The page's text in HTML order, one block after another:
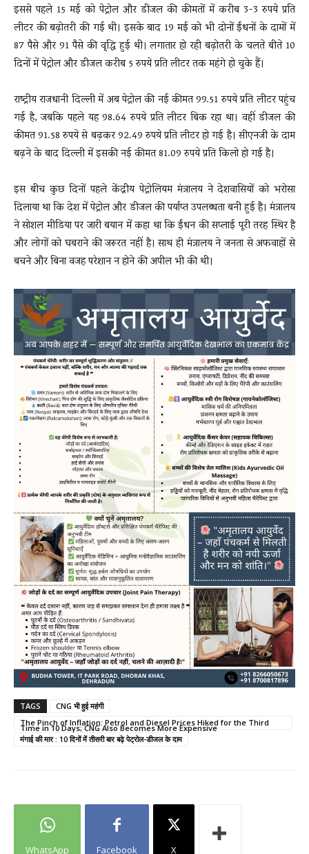
इससे पहले 15 मई को पेट्रोल और डीजल की कीमतों में करीब 3-3 रुपये प्रति
लीटर की बढ़ोतरी की गई थी। इसके बाद 19 मई को भी दोनों ईंधनों के दामों में
87 पैसे और 91 पैसे की वृद्धि हुई थी। लगातार हो रही बढ़ोतरी के चलते बीते 10
दिनों में पेट्रोल और डीजल करीब 5 रुपये प्रति लीटर तक महंगे हो चुके हैं।
राष्ट्रीय राजधानी दिल्ली में अब पेट्रोल की नई कीमत 99.51 रुपये प्रति लीटर पहुंच
गई है, जबकि पहले यह 98.64 रुपये प्रति लीटर बिक रहा था। वहीं डीजल की
कीमत 91.58 रुपये से बढ़कर 92.49 रुपये प्रति लीटर हो गई है। सीएनजी के दाम
बढ़ने के बाद दिल्ली में इसकी नई कीमत 81.09 रुपये प्रति किलो हो गई है।
इस बीच कुछ दिनों पहले केंद्रीय पेट्रोलियम मंत्रालय ने देशवासियों को भरोसा
दिलाया था कि देश में पेट्रोल और डीजल की पर्याप्त उपलब्धता बनी हुई है। मंत्रालय
ने सोशल मीडिया पर जारी बयान में कहा था कि ईंधन की सप्लाई पूरी तरह स्थिर है
और लोगों को घबराने की जरूरत नहीं है। साथ ही मंत्रालय ने जनता से अफवाहों से
बचने और बिना वजह परेशान न होने की अपील भी की थी।
TAGS
CNG भी हुई महंगी
The Pinch of Inflation: Petrol and Diesel Prices Hiked for the Third
Time in 10 Days; CNG Also Becomes More Expensive
मंगाई की मार : 10 दिनों में तीसरी बार बढ़े पेट्रोल-डीजल के दाम
WhatsApp Facebook X